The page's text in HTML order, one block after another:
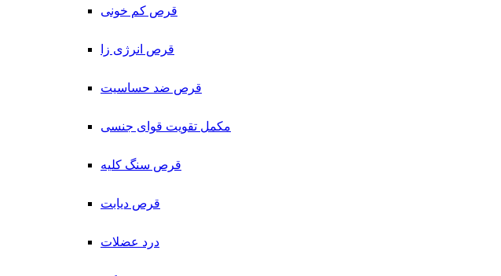
قرص کم خونی
قرص انرژی زا
قرص ضد حساسیت
مکمل تقویت قوای جنسی
قرص سنگ کلیه
قرص دیابت
درد عضلات